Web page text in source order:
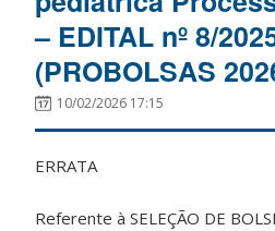
– EDITAL nº 8/
(PROBOLSAS
10/02/2026 17:15
ERRATA
Referente à SELEÇÃO DE